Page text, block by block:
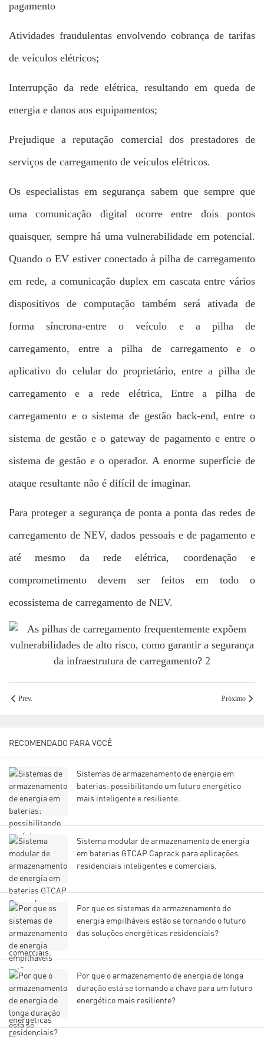
pagamento
Atividades fraudulentas envolvendo cobrança de tarifas
de veículos elétricos;
Interrupção da rede elétrica, resultando em queda de
energia e danos aos equipamentos;
Prejudique a reputação comercial dos prestadores de
serviços de carregamento de veículos elétricos.
Os especialistas em segurança sabem que sempre que
uma comunicação digital ocorre entre dois pontos
quaisquer, sempre há uma vulnerabilidade em potencial.
Quando o EV estiver conectado à pilha de carregamento
em rede, a comunicação duplex em cascata entre vários
dispositivos de computação também será ativada de
forma síncrona-entre o veículo e a pilha de
carregamento, entre a pilha de carregamento e o
aplicativo do celular do proprietário, entre a pilha de
carregamento e a rede elétrica, Entre a pilha de
carregamento e o sistema de gestão back-end, entre o
sistema de gestão e o gateway de pagamento e entre o
sistema de gestão e o operador. A enorme superfície de
ataque resultante não é difícil de imaginar.
Para proteger a segurança de ponta a ponta das redes de
carregamento de NEV, dados pessoais e de pagamento e
até mesmo da rede elétrica, coordenação e
comprometimento devem ser feitos em todo o
ecossistema de carregamento de NEV.
Prev. Próximo
RECOMENDADO PARA VOCÊ
Sistemas de armazenamento de energia em
baterias: possibilitando um futuro energético
mais inteligente e resiliente.
Sistema modular de armazenamento de energia
em baterias GTCAP Caprack para aplicações
residenciais inteligentes e comerciais.
Por que os sistemas de armazenamento de
energia empilháveis ​​estão se tornando o futuro
das soluções energéticas residenciais?
Por que o armazenamento de energia de longa
duração está se tornando a chave para um futuro
energético mais resiliente?